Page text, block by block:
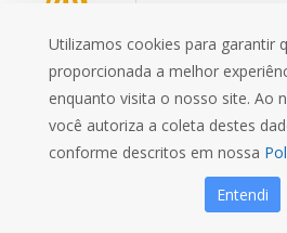
+55
Mais que uma
Utilizamos cookies para garantir
proporcionada a melhor
enquanto visita o nosso site. Ao
você autoriza a coleta destes
conforme descritos em nossa
Entendi